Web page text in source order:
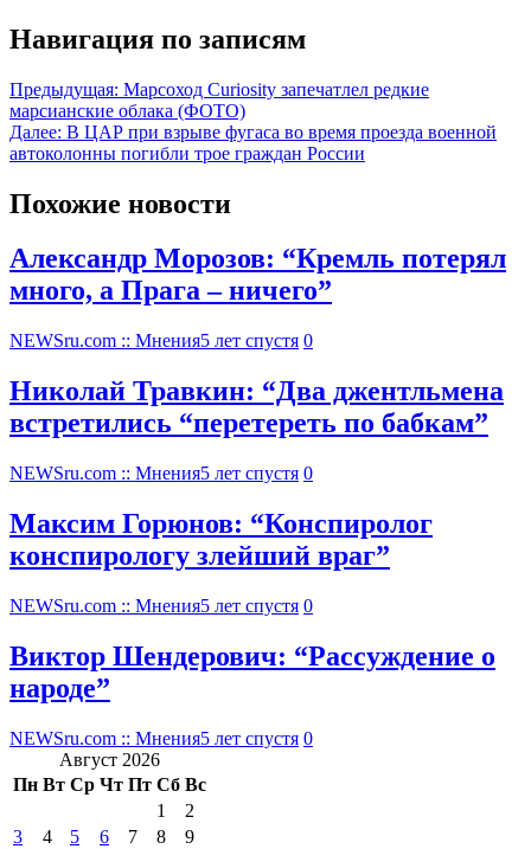
Навигация по записям
Предыдущая: Марсоход Curiosity запечатлел редкие
марсианские облака (ФОТО)
Далее: В ЦАР при взрыве фугаса во время проезда военной
автоколонны погибли трое граждан России
Похожие новости
Александр Морозов: “Кремль потерял
много, а Прага – ничего”
NEWSru.com :: Мнения5 лет спустя 0
Николай Травкин: “Два джентльмена
встретились “перетереть по бабкам”
NEWSru.com :: Мнения5 лет спустя 0
Максим Горюнов: “Конспиролог
конспирологу злейший враг”
NEWSru.com :: Мнения5 лет спустя 0
Виктор Шендерович: “Рассуждение о
народе”
NEWSru.com :: Мнения5 лет спустя 0
Август 2026
Пн Вт Ср Чт Пт Сб Вс
1
2
3
4 5 6 7 8
9